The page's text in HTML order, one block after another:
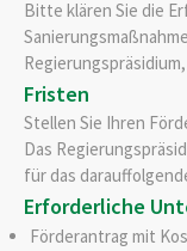
Bitte klären Sie die
Fristen
Stellen Sie Ihren
Das
für das
Erforderliche
Förderantrag mit